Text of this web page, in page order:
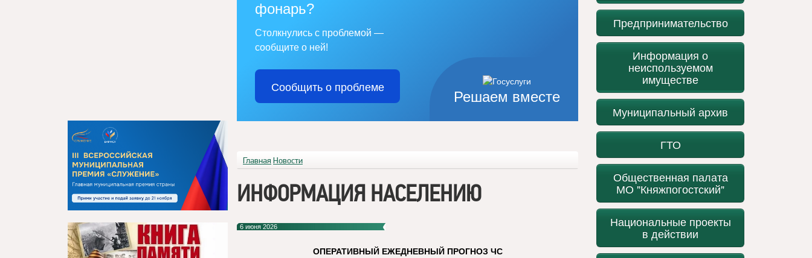
Решаем вместе
фонарь?
Столкнулись с проблемой —
сообщите о ней!
Сообщить о проблеме
Главная Новости
ИНФОРМАЦИЯ НАСЕЛЕНИЮ
6 июня 2026
ОПЕРАТИВНЫЙ ЕЖЕДНЕВНЫЙ ПРОГНОЗ ЧС
Предпринимательство
Информация о
неиспользуемом
имуществе
Муниципальный архив
ГТО
Общественная палата
МО "Княжпогостский"
Национальные проекты
в действии